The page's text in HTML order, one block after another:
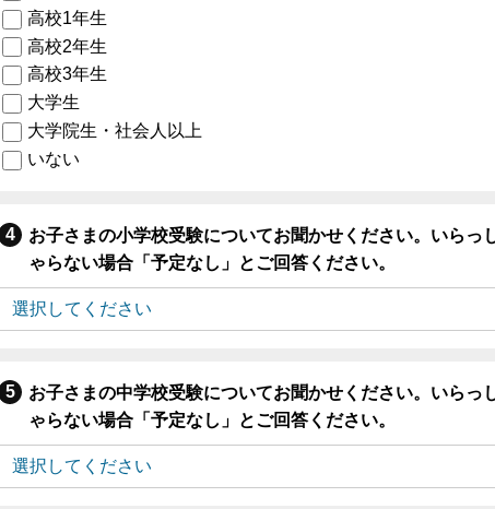
高校1年生
高校2年生
高校3年生
大学生
大学院生・社会人以上
いない
お子さまの小学校受験についてお聞かせください。いらっ
ゃらない場合「予定なし」とご回答ください。
お子さまの中学校受験についてお聞かせください。いらっ
ゃらない場合「予定なし」とご回答ください。